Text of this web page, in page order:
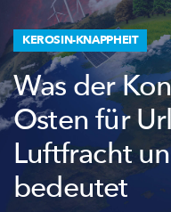
KEROSIN-KNAPPHEIT
Was der
Osten für
Luftfracht
bedeutet